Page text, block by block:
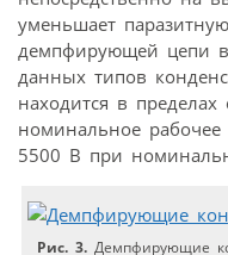
уменьшает
демпфирующей цепи
данных типов
находится в
номинальное рабочее
5500 В при
Рис. 3. Демпфирующие